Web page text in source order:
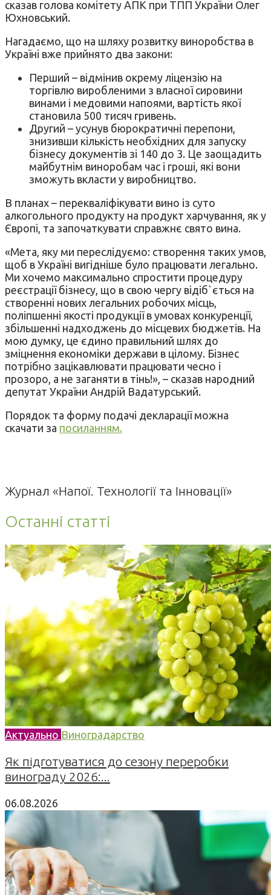
сказав голова комітету АПК при ТПП України Олег
Юхновський.
Нагадаємо, що на шляху розвитку виноробства в
Україні вже прийнято два закони:
Перший – відмінив окрему ліцензію на
торгівлю виробленими з власної сировини
винами і медовими напоями, вартість якої
становила 500 тисяч гривень.
Другий – усунув бюрократичні перепони,
знизивши кількість необхідних для запуску
бізнесу документів зі 140 до 3. Це заощадить
майбутнім виноробам час і гроші, які вони
зможуть вкласти у виробництво.
В планах – перекваліфікувати вино із суто
алкогольного продукту на продукт харчування, як у
Європі, та започаткувати справжнє свято вина.
«Мета, яку ми переслідуємо: створення таких умов,
щоб в Україні вигідніше було працювати легально.
Ми хочемо максимально спростити процедуру
реєстрації бізнесу, що в свою чергу відіб`ється на
створенні нових легальних робочих місць,
поліпшенні якості продукції в умовах конкуренції,
збільшенні надходжень до місцевих бюджетів. На
мою думку, це єдино правильний шлях до
зміцнення економіки держави в цілому. Бізнес
потрібно зацікавлювати працювати чесно і
прозоро, а не заганяти в тінь!», – сказав народний
депутат України Андрій Вадатурський.
Порядок та форму подачі декларації можна
скачати за посиланням.
Журнал «Напої. Технології та Інновації»
Останні статті
Актуально Виноградарство
Як підготуватися до сезону переробки
винограду 2026:...
06.08.2026